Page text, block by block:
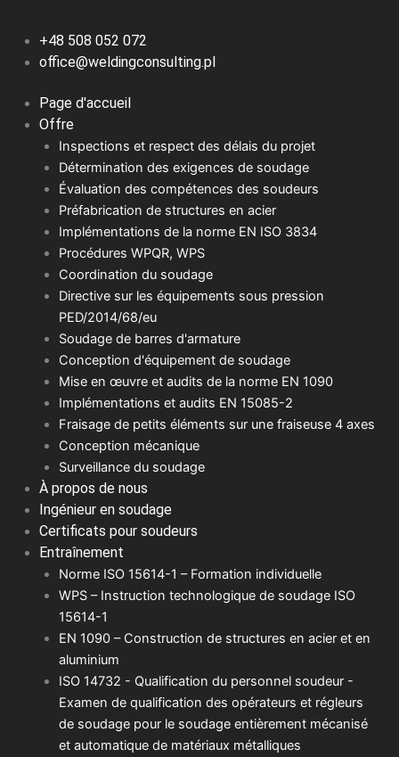
+48 508 052 072
office@weldingconsulting.pl
Page d'accueil
Offre
Inspections et respect des délais du projet
Détermination des exigences de soudage
Évaluation des compétences des soudeurs
Préfabrication de structures en acier
Implémentations de la norme EN ISO 3834
Procédures WPQR, WPS
Coordination du soudage
Directive sur les équipements sous pression
PED/2014/68/eu
Soudage de barres d'armature
Conception d'équipement de soudage
Mise en œuvre et audits de la norme EN 1090
Implémentations et audits EN 15085-2
Fraisage de petits éléments sur une fraiseuse 4 axes
Conception mécanique
Surveillance du soudage
À propos de nous
Ingénieur en soudage
Certificats pour soudeurs
Entraînement
Norme ISO 15614-1 – Formation individuelle
WPS – Instruction technologique de soudage ISO
15614-1
EN 1090 – Construction de structures en acier et en
aluminium
ISO 14732 - Qualification du personnel soudeur -
Examen de qualification des opérateurs et régleurs
de soudage pour le soudage entièrement mécanisé
et automatique de matériaux métalliques